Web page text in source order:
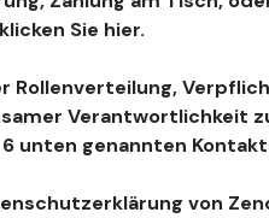
Sie hier.
Rollenverteilung,
Verantwortlichkeit
unten genannten
von